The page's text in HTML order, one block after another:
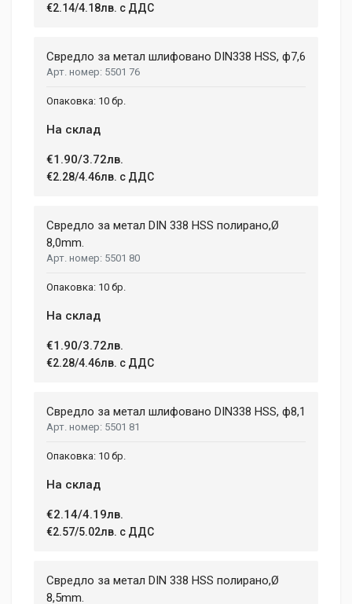
€2.14/4.18лв. с ДДС
Свредло за метал шлифовано DIN338 HSS, ф7,6
5501 76
10 бр.
На склад
€1.90/3.72лв.
€2.28/4.46лв. с ДДС
Свредло за метал DIN 338 HSS полирано,Ø
8,0mm.
5501 80
10 бр.
На склад
€1.90/3.72лв.
€2.28/4.46лв. с ДДС
Свредло за метал шлифовано DIN338 HSS, ф8,1
5501 81
10 бр.
На склад
€2.14/4.19лв.
€2.57/5.02лв. с ДДС
Свредло за метал DIN 338 HSS полирано,Ø
8,5mm.